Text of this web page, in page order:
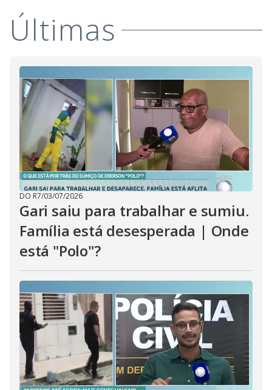
i
d
e
o
Últimas
DO R7/03/07/2026
Gari saiu para trabalhar e sumiu.
Família está desesperada | Onde
está "Polo"?